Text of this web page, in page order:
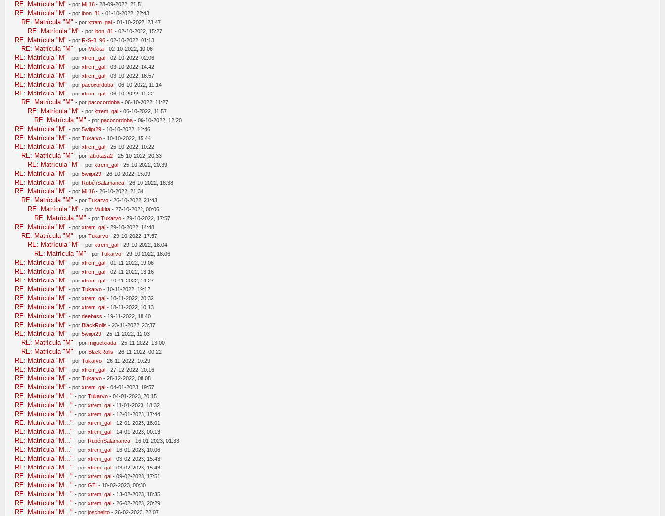
RE: Matrícula "M" - por Mi 16 - 28-09-2022, 21:51
RE: Matrícula "M" - por ibon_81 - 01-10-2022, 22:43
RE: Matrícula "M" - por xtrem_gal - 01-10-2022, 23:47
RE: Matrícula "M" - por ibon_81 - 02-10-2022, 15:27
RE: Matrícula "M" - por R-S-B_96 - 02-10-2022, 01:13
RE: Matrícula "M" - por Mukita - 02-10-2022, 10:06
RE: Matrícula "M" - por xtrem_gal - 02-10-2022, 02:06
RE: Matrícula "M" - por xtrem_gal - 03-10-2022, 14:42
RE: Matrícula "M" - por xtrem_gal - 03-10-2022, 16:57
RE: Matrícula "M" - por pacocordoba - 06-10-2022, 11:14
RE: Matrícula "M" - por xtrem_gal - 06-10-2022, 11:22
RE: Matrícula "M" - por pacocordoba - 06-10-2022, 11:27
RE: Matrícula "M" - por xtrem_gal - 06-10-2022, 11:57
RE: Matrícula "M" - por pacocordoba - 06-10-2022, 12:20
RE: Matrícula "M" - por 5wiipr29 - 10-10-2022, 12:46
RE: Matrícula "M" - por Tukarvo - 10-10-2022, 15:44
RE: Matrícula "M" - por xtrem_gal - 25-10-2022, 10:22
RE: Matrícula "M" - por fabiotasa2 - 25-10-2022, 20:33
RE: Matrícula "M" - por xtrem_gal - 25-10-2022, 20:39
RE: Matrícula "M" - por 5wiipr29 - 26-10-2022, 15:09
RE: Matrícula "M" - por RubénSalamanca - 26-10-2022, 18:38
RE: Matrícula "M" - por Mi 16 - 26-10-2022, 21:34
RE: Matrícula "M" - por Tukarvo - 26-10-2022, 21:43
RE: Matrícula "M" - por Mukita - 27-10-2022, 00:06
RE: Matrícula "M" - por Tukarvo - 29-10-2022, 17:57
RE: Matrícula "M" - por xtrem_gal - 29-10-2022, 14:48
RE: Matrícula "M" - por Tukarvo - 29-10-2022, 17:57
RE: Matrícula "M" - por xtrem_gal - 29-10-2022, 18:04
RE: Matrícula "M" - por Tukarvo - 29-10-2022, 18:06
RE: Matrícula "M" - por xtrem_gal - 01-11-2022, 19:06
RE: Matrícula "M" - por xtrem_gal - 02-11-2022, 13:16
RE: Matrícula "M" - por xtrem_gal - 10-11-2022, 14:27
RE: Matrícula "M" - por Tukarvo - 10-11-2022, 19:12
RE: Matrícula "M" - por xtrem_gal - 10-11-2022, 20:32
RE: Matrícula "M" - por xtrem_gal - 18-11-2022, 10:13
RE: Matrícula "M" - por deebass - 19-11-2022, 18:40
RE: Matrícula "M" - por BlackRolls - 23-11-2022, 23:37
RE: Matrícula "M" - por 5wiipr29 - 25-11-2022, 12:03
RE: Matrícula "M" - por miguelxiada - 25-11-2022, 13:00
RE: Matrícula "M" - por BlackRolls - 26-11-2022, 00:22
RE: Matrícula "M" - por Tukarvo - 26-11-2022, 10:29
RE: Matrícula "M" - por xtrem_gal - 27-12-2022, 20:16
RE: Matrícula "M" - por Tukarvo - 28-12-2022, 08:08
RE: Matrícula "M" - por xtrem_gal - 04-01-2023, 19:57
RE: Matrícula "M..." - por Tukarvo - 04-01-2023, 20:15
RE: Matrícula "M..." - por xtrem_gal - 11-01-2023, 18:32
RE: Matrícula "M..." - por xtrem_gal - 12-01-2023, 17:44
RE: Matrícula "M..." - por xtrem_gal - 12-01-2023, 18:01
RE: Matrícula "M..." - por xtrem_gal - 14-01-2023, 00:13
RE: Matrícula "M..." - por RubénSalamanca - 16-01-2023, 01:33
RE: Matrícula "M..." - por xtrem_gal - 16-01-2023, 10:06
RE: Matrícula "M..." - por xtrem_gal - 03-02-2023, 15:43
RE: Matrícula "M..." - por xtrem_gal - 03-02-2023, 15:43
RE: Matrícula "M..." - por xtrem_gal - 09-02-2023, 17:51
RE: Matrícula "M..." - por GTI - 10-02-2023, 00:30
RE: Matrícula "M..." - por xtrem_gal - 13-02-2023, 18:35
RE: Matrícula "M..." - por xtrem_gal - 26-02-2023, 20:29
RE: Matrícula "M..." - por joschelito - 26-02-2023, 22:07